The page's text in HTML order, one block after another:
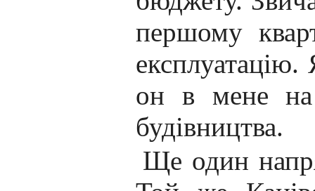
першому
он в мене на
будівництва.
Ще один